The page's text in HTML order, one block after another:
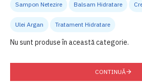
Sampon Netezire Balsam Hidratare
Ulei Argan Tratament Hidratare
Nu sunt produse în această categorie.
CONTINUĂ